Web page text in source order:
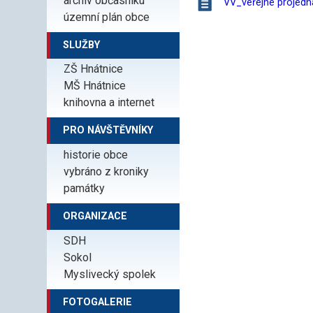
územní plán obce
SLUŽBY
ZŠ Hnátnice
MŠ Hnátnice
knihovna a internet
PRO NÁVŠTĚVNÍKY
historie obce
vybráno z kroniky
památky
ORGANIZACE
SDH
Sokol
Myslivecký spolek
FOTOGALERIE